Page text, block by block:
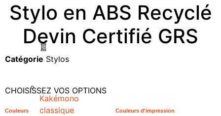
Kakémono
classique
Stylo en ABS Recyclé
Devin Certifié GRS
Catégorie Stylos
CHOISISSEZ VOS OPTIONS
Couleurs Couleurs d'impression